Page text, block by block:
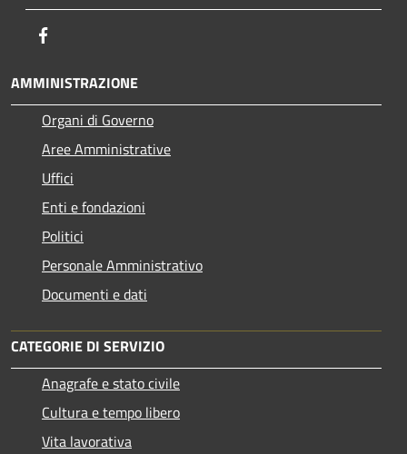
AMMINISTRAZIONE
Organi di Governo
Aree Amministrative
Uffici
Enti e fondazioni
Politici
Personale Amministrativo
Documenti e dati
CATEGORIE DI SERVIZIO
Anagrafe e stato civile
Cultura e tempo libero
Vita lavorativa